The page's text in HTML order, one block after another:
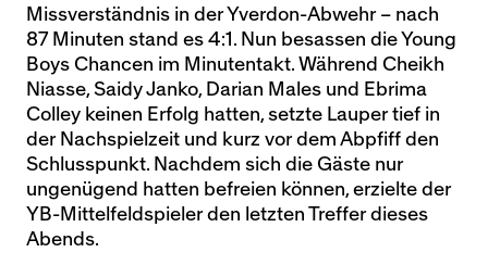
Missverständnis in der Yverdon-Abwehr – nach
87 Minuten stand es 4:1. Nun besassen die Young
Boys Chancen im Minutentakt. Während Cheikh
Niasse, Saidy Janko, Darian Males und Ebrima
Colley keinen Erfolg hatten, setzte Lauper tief in
der Nachspielzeit und kurz vor dem Abpfiff den
Schlusspunkt. Nachdem sich die Gäste nur
ungenügend hatten befreien können, erzielte der
YB-Mittelfeldspieler den letzten Treffer dieses
Abends.